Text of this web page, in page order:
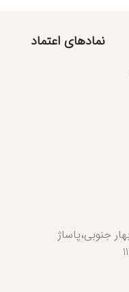
نمادهای اعتماد
جنوبی،پاساژ